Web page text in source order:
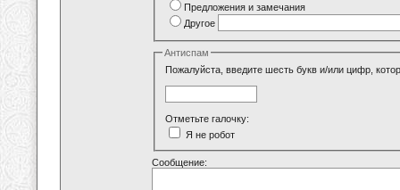
Предложения и замечания
Другое
Антиспам
Пожалуйста, введите шесть букв и/или цифр,
Отметьте галочку:
Я не робот
Сообщение: